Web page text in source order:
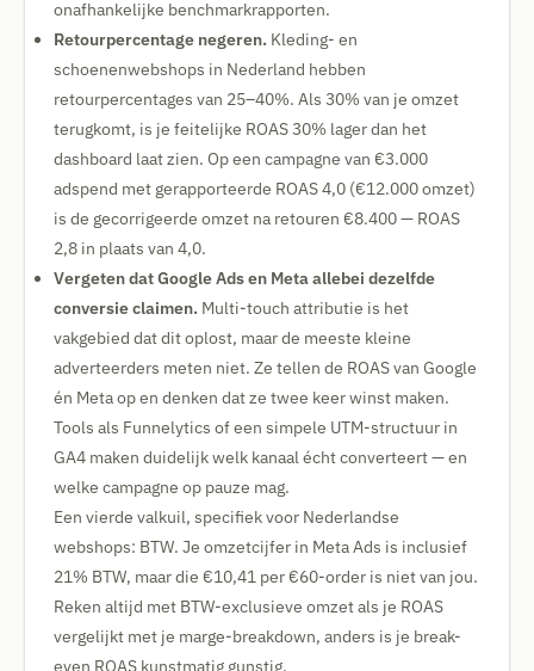
onafhankelijke benchmarkrapporten.
Retourpercentage negeren. Kleding- en
schoenenwebshops in Nederland hebben
retourpercentages van 25–40%. Als 30% van je omzet
terugkomt, is je feitelijke ROAS 30% lager dan het
dashboard laat zien. Op een campagne van €3.000
adspend met gerapporteerde ROAS 4,0 (€12.000 omzet)
is de gecorrigeerde omzet na retouren €8.400 — ROAS
2,8 in plaats van 4,0.
Vergeten dat Google Ads en Meta allebei dezelfde
conversie claimen. Multi-touch attributie is het
vakgebied dat dit oplost, maar de meeste kleine
adverteerders meten niet. Ze tellen de ROAS van Google
én Meta op en denken dat ze twee keer winst maken.
Tools als Funnelytics of een simpele UTM-structuur in
GA4 maken duidelijk welk kanaal écht converteert — en
welke campagne op pauze mag.
Een vierde valkuil, specifiek voor Nederlandse
webshops: BTW. Je omzetcijfer in Meta Ads is inclusief
21% BTW, maar die €10,41 per €60-order is niet van jou.
Reken altijd met BTW-exclusieve omzet als je ROAS
vergelijkt met je marge-breakdown, anders is je break-
even ROAS kunstmatig gunstig.